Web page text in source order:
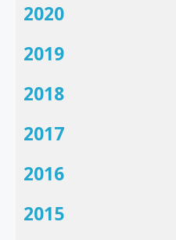
2020
2019
2018
2017
2016
2015